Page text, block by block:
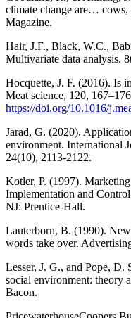
climate change are… cows,
Magazine.
Hair, J.F., Black, W.C.,
Multivariate data analysis.
Hocquette, J. F. (2016). Is
Meat science, 120,
https://doi.org/10.1016/
Jarad, G. (2020).
environment. International
24(10), 2113-2122.
Kotler, P. (1997).
Implementation and
NJ: Prentice-Hall.
Lauterborn, B. (1990).
words take over.
Lesser, J. G., and Pope, D.
social environment: theory
Bacon.